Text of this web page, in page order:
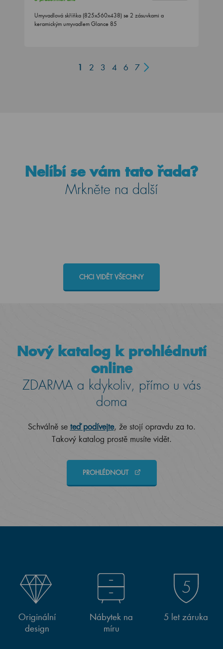
Umyvadlová skříňka (825x560x438) se 2 zásuvkami a
keramickým umyvadlem Glance 85
1 2 3 4 6 7
Nelíbí se vám tato řada?
Mrkněte na další
Host
CHCI VIDĚT VŠECHNY
Nový katalog k prohlédnutí
online
ZDARMA a kdykoliv, přímo u vás
doma
Schválně se teď podívejte, že stojí opravdu za to.
Takový katalog prostě musíte vidět.
PROHLÉDNOUT
Originální
design
Nábytek na
míru
5 let záruka